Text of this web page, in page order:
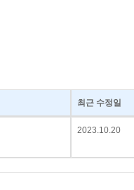
최근 수정일
2023.10.20